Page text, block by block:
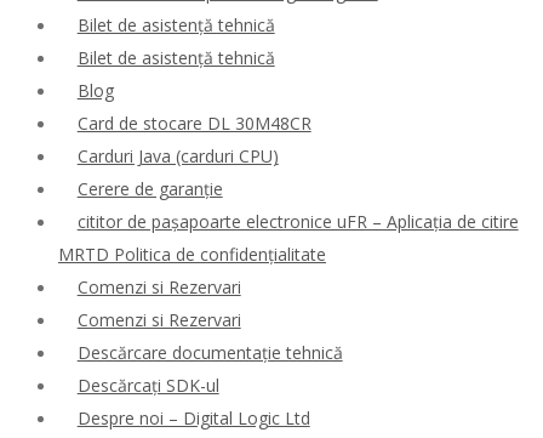
Bilet de asistență tehnică
Bilet de asistență tehnică
Blog
Card de stocare DL 30M48CR
Carduri Java (carduri CPU)
Cerere de garanție
cititor de pașapoarte electronice uFR – Aplicația de citire
MRTD Politica de confidențialitate
Comenzi si Rezervari
Comenzi si Rezervari
Descărcare documentație tehnică
Descărcați SDK-ul
Despre noi – Digital Logic Ltd